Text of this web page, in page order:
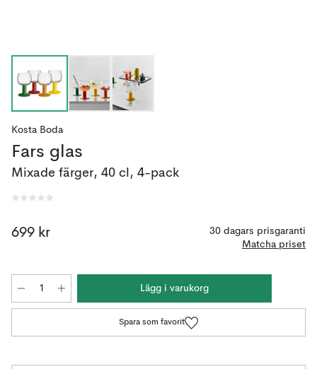
Kosta Boda
Fars glas
Mixade färger, 40 cl, 4-pack
699 kr
30 dagars prisgaranti
Matcha priset
Lägg i varukorg
Spara som favorit